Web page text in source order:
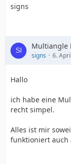
signs
Multiangle
signs 6.
Hallo
ich habe eine
recht simpel.
Alles ist mir
funktioniert auch